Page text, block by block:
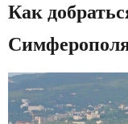
Как